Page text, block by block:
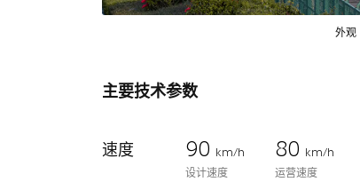
外观
主要技术参数
速度 90 km/h
设计速度
80 km/h
运营速度